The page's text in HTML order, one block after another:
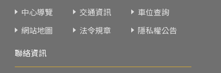
中心導覽
交通資訊
車位查詢
網站地圖
法令規章
隱私權公告
聯絡資訊